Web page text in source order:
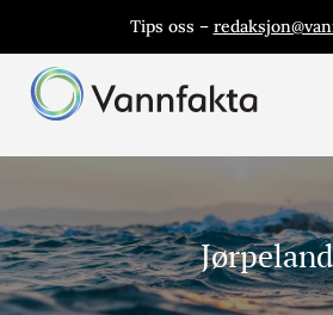
Tips oss –
Jørpeland